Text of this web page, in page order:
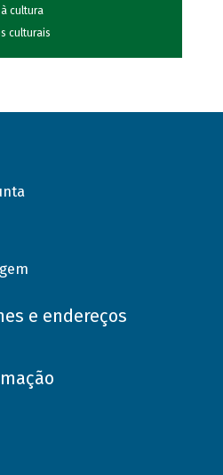
à cultura
culturais
e endereços